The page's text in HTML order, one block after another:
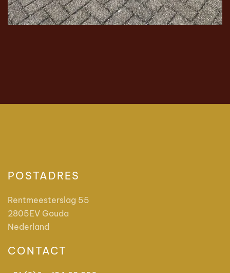
POSTADRES
Rentmeesterslag 55
2805EV Gouda
Nederland
CONTACT